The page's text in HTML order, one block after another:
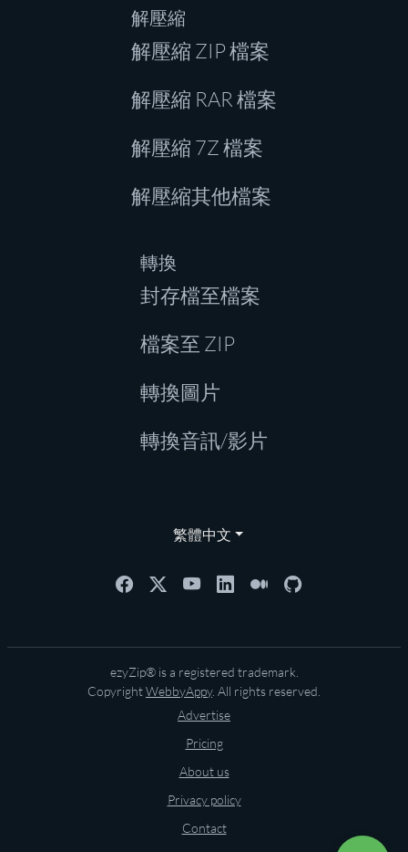
解壓縮
解壓縮 ZIP 檔案
解壓縮 RAR 檔案
解壓縮 7Z 檔案
解壓縮其他檔案
轉換
封存檔至檔案
檔案至 ZIP
轉換圖片
轉換音訊/影片
繁體中文
ezyZip® is a registered trademark.
CopyrightWebbyAppy. All rights reserved.
Advertise
Pricing
About us
Privacy policy
Contact